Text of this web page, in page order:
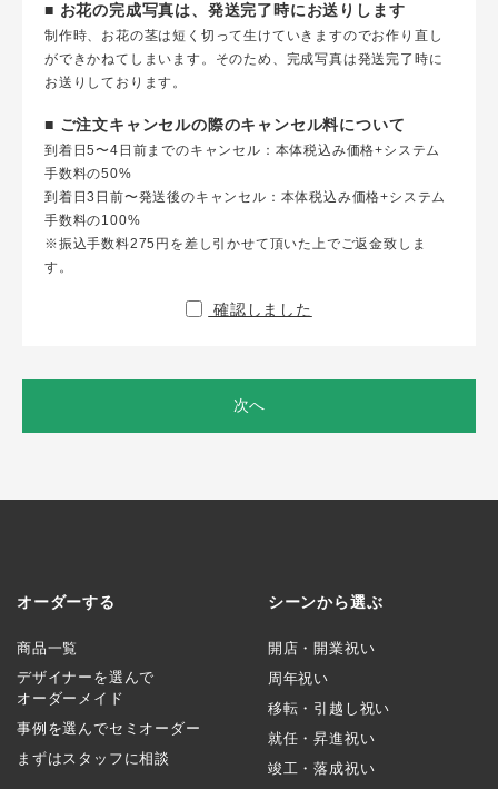
■ お花の完成写真は、発送完了時にお送りします
制作時、お花の茎は短く切って生けていきますのでお作り直し
ができかねてしまいます。そのため、完成写真は発送完了時に
お送りしております。
■ ご注文キャンセルの際のキャンセル料について
到着日5〜4日前までのキャンセル：本体税込み価格+システム
手数料の50%
到着日3日前〜発送後のキャンセル：本体税込み価格+システム
手数料の100%
※振込手数料275円を差し引かせて頂いた上でご返金致しま
す。
確認しました
次へ
オーダーする
商品一覧
デザイナーを選んで
オーダーメイド
事例を選んでセミオーダー
まずはスタッフに相談
シーンから選ぶ
開店・開業祝い
周年祝い
移転・引越し祝い
就任・昇進祝い
竣工・落成祝い